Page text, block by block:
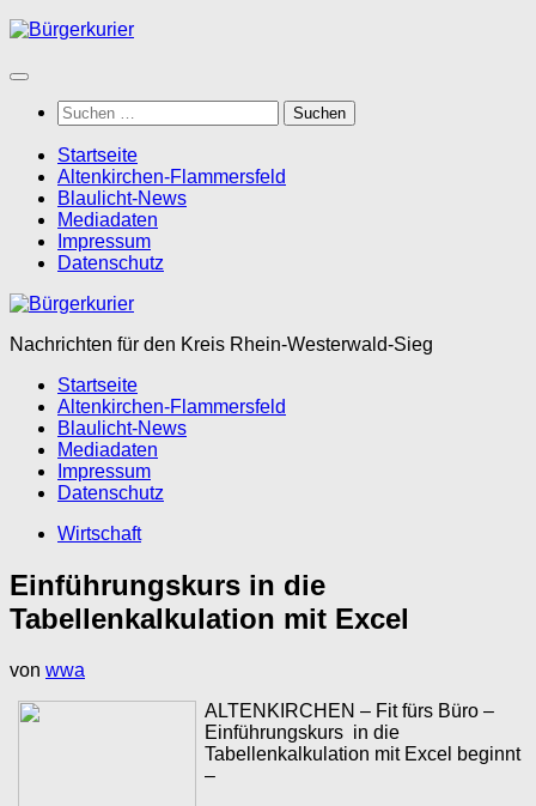
Zum
springen
Suchen
nach:
Startseite
Altenkirchen-Flammersfeld
Blaulicht-News
Mediadaten
Impressum
Datenschutz
Nachrichten für den Kreis Rhein-Westerwald-Sieg
Startseite
Altenkirchen-Flammersfeld
Blaulicht-News
Mediadaten
Impressum
Datenschutz
Wirtschaft
Einführungskurs in die
Tabellenkalkulation mit Excel
von wwa
ALTENKIRCHEN – Fit fürs Büro –
Einführungskurs in die
Tabellenkalkulation mit Excel beginnt
–